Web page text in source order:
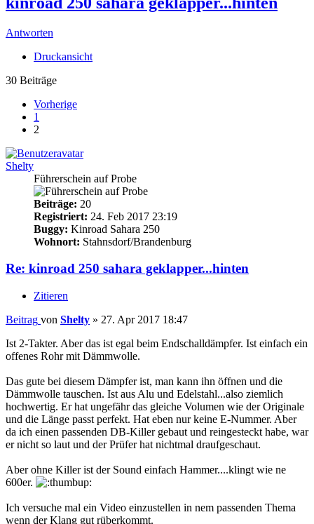
Antworten
Druckansicht
30 Beiträge
Vorherige
1
2
Shelty
Führerschein auf Probe
Beiträge: 20
Registriert: 24. Feb 2017 23:19
Buggy: Kinroad Sahara 250
Wohnort: Stahnsdorf/Brandenburg
Re: kinroad 250 sahara geklapper...hinten
Zitieren
Beitrag von Shelty » 27. Apr 2017 18:47
Ist 2-Takter. Aber das ist egal beim Endschalldämpfer. Ist einfach ein
offenes Rohr mit Dämmwolle.
Das gute bei diesem Dämpfer ist, man kann ihn öffnen und die
Dämmwolle tauschen. Ist aus Alu und Edelstahl...also ziemlich
hochwertig. Er hat ungefähr das gleiche Volumen wie der Originale
und die Länge passt perfekt. Hat eben nur keine E-Nummer. Aber
da ich einen passenden DB-Killer gebaut und reingesteckt habe, war
er nicht so laut und der Prüfer hat nichtmal draufgeschaut.
Aber ohne Killer ist der Sound einfach Hammer....klingt wie ne
600er.
Ich versuche mal ein Video einzustellen in nem passenden Thema
wenn der Klang gut rüberkommt.